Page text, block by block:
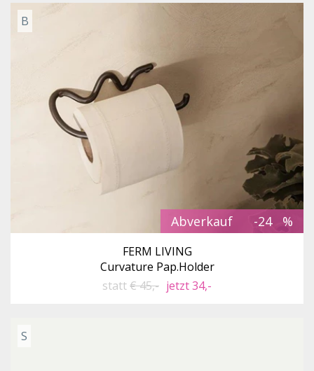
Abverkauf -24
B
FERM LIVING
Curvature Pap.Holder
statt€ 45,- jetzt 34,-
S